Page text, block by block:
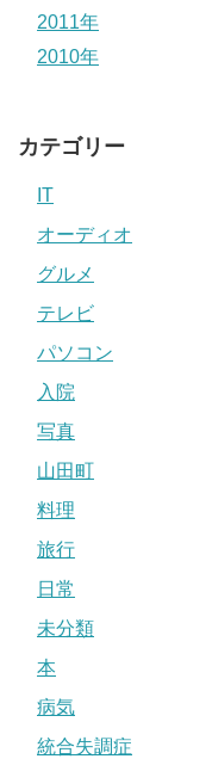
2011年
2010年
カテゴリー
IT
オーディオ
グルメ
テレビ
パソコン
入院
写真
山田町
料理
旅行
日常
未分類
本
病気
統合失調症